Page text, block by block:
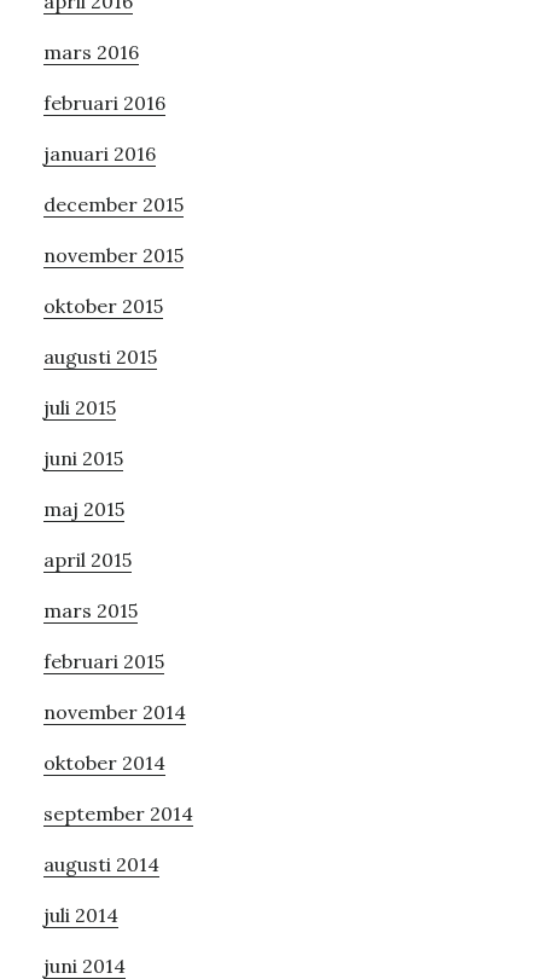
mars 2016
februari 2016
januari 2016
december 2015
november 2015
oktober 2015
augusti 2015
juli 2015
juni 2015
maj 2015
april 2015
mars 2015
februari 2015
november 2014
oktober 2014
september 2014
augusti 2014
juli 2014
juni 2014